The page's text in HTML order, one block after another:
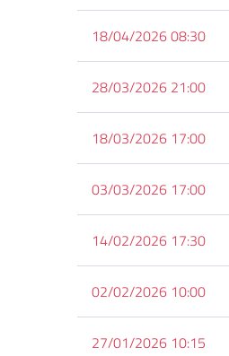
18/04/2026 08:30
28/03/2026 21:00
18/03/2026 17:00
03/03/2026 17:00
14/02/2026 17:30
02/02/2026 10:00
27/01/2026 10:15